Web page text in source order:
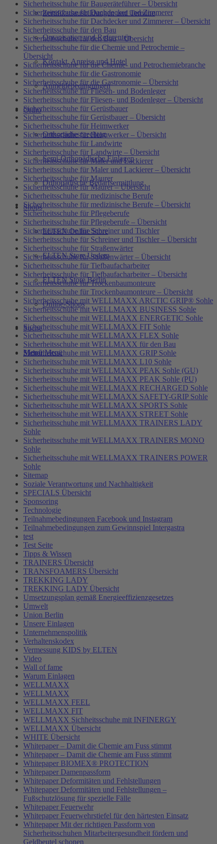
Zertifikatsausbildungen und Termine
Organisation und Referenten
Kontakt, Anreise und Hotel
Anmeldebedingungen
Ortho
Orthopädiesprechtag
Semi-Orthopädische Einlagen
Orthopädische Bedarfsermittlung
Shops
ELTEN Online Store
ELTEN Store Uedem
ELTEN Store Berlin
Online-Shops
Suche
Menü Menü
Sicherheitsschuhe für Baugeräteführer – Übersicht
Sicherheitsschuhe für Dachdecker und Zimmerer
Sicherheitsschuhe für Dachdecker und Zimmerer – Übersicht
Sicherheitsschuhe für den Bau
Sicherheitsschuhe für den Bau – Übersicht
Sicherheitsschuhe für die Chemie und Petrochemie –
Übersicht
Sicherheitsschuhe für die Chemie- und Petrochemiebranche
Sicherheitsschuhe für die Gastronomie
Sicherheitsschuhe für die Gastronomie – Übersicht
Sicherheitsschuhe für Fliesen- und Bodenleger
Sicherheitsschuhe für Fliesen- und Bodenleger – Übersicht
Sicherheitsschuhe für Gerüstbauer
Sicherheitsschuhe für Gerüstbauer – Übersicht
Sicherheitsschuhe für Heimwerker
Sicherheitsschuhe für Heimwerker – Übersicht
Sicherheitsschuhe für Landwirte
Sicherheitsschuhe für Landwirte – Übersicht
Sicherheitsschuhe für Maler und Lackierer
Sicherheitsschuhe für Maler und Lackierer – Übersicht
Sicherheitsschuhe für Maurer
Sicherheitsschuhe für Maurer – Übersicht
Sicherheitsschuhe für medizinische Berufe
Sicherheitsschuhe für medizinische Berufe – Übersicht
Sicherheitsschuhe für Pflegeberufe
Sicherheitsschuhe für Pflegeberufe – Übersicht
Sicherheitsschuhe für Schreiner und Tischler
Sicherheitsschuhe für Schreiner und Tischler – Übersicht
Sicherheitsschuhe für Straßenwärter
Sicherheitsschuhe für Straßenwärter – Übersicht
Sicherheitsschuhe für Tiefbaufacharbeiter
Sicherheitsschuhe für Tiefbaufacharbeiter – Übersicht
Sicherheitsschuhe für Trockenbaumonteure
Sicherheitsschuhe für Trockenbaumonteure – Übersicht
Sicherheitsschuhe mit WELLMAXX ARCTIC GRIP® Sohle
Sicherheitsschuhe mit WELLMAXX BUSINESS Sohle
Sicherheitsschuhe mit WELLMAXX ENERGETIC Sohle
Sicherheitsschuhe mit WELLMAXX FIT Sohle
Sicherheitsschuhe mit WELLMAXX FLEX Sohle
Sicherheitsschuhe mit WELLMAXX für den Bau
Sicherheitsschuhe mit WELLMAXX GRIP Sohle
Sicherheitsschuhe mit WELLMAXX L10 Sohle
Sicherheitsschuhe mit WELLMAXX PEAK Sohle (GU)
Sicherheitsschuhe mit WELLMAXX PEAK Sohle (PU)
Sicherheitsschuhe mit WELLMAXX RECHARGED Sohle
Sicherheitsschuhe mit WELLMAXX SAFETY-GRIP Sohle
Sicherheitsschuhe mit WELLMAXX SPORTS Sohle
Sicherheitsschuhe mit WELLMAXX STREET Sohle
Sicherheitsschuhe mit WELLMAXX TRAINERS LADY
Sohle
Sicherheitsschuhe mit WELLMAXX TRAINERS MONO
Sohle
Sicherheitsschuhe mit WELLMAXX TRAINERS POWER
Sohle
Sitemap
Soziale Verantwortung und Nachhaltigkeit
SPECIALS Übersicht
Sponsoring
Technologie
Teilnahmebedingungen Facebook und Instagram
Teilnahmebedingungen zum Gewinnspiel Intergastra
test
Test Seite
Tipps & Wissen
TRAINERS Übersicht
TRANSFOAMERS Übersicht
TREKKING LADY
TREKKING LADY Übersicht
Umsetzungsplan gemäß Energieeffizienzgesetzes
Umwelt
Union Berlin
Unsere Einlagen
Unternehmenspolitik
Verhaltenskodex
Vermessung KIDS by ELTEN
Video
Wall of fame
Warum Einlagen
WELLMAXX
WELLMAXX
WELLMAXX FEEL
WELLMAXX FIT
WELLMAXX Sichheitsschuhe mit INFINERGY
WELLMAXX Übersicht
WHITE Übersicht
Whitepaper – Damit die Chemie am Fuss stimmt
Whitepaper – Damit die Chemie am Fuss stimmt
Whitepaper BIOMEX® PROTECTION
Whitepaper Damenpassform
Whitepaper Deformitäten und Fehlstellungen
Whitepaper Deformitäten und Fehlstellungen –
Fußschutzlösung für spezielle Fälle
Whitepaper Feuerwehr
Whitepaper Feuerwehrstiefel für den härtesten Einsatz
Whitepaper Mit der richtigen Passform von
Sicherheitsschuhen Mitarbeitergesundheit fördern und
Geldbeutel schonen